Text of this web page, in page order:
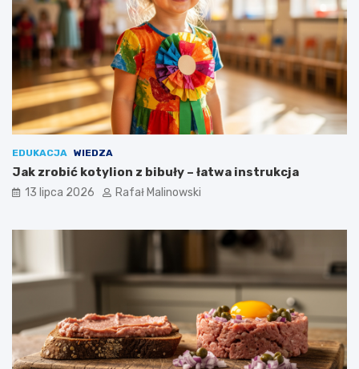
EDUKACJA WIEDZA
Jak zrobić kotylion z bibuły – łatwa instrukcja
13 lipca 2026 Rafał Malinowski